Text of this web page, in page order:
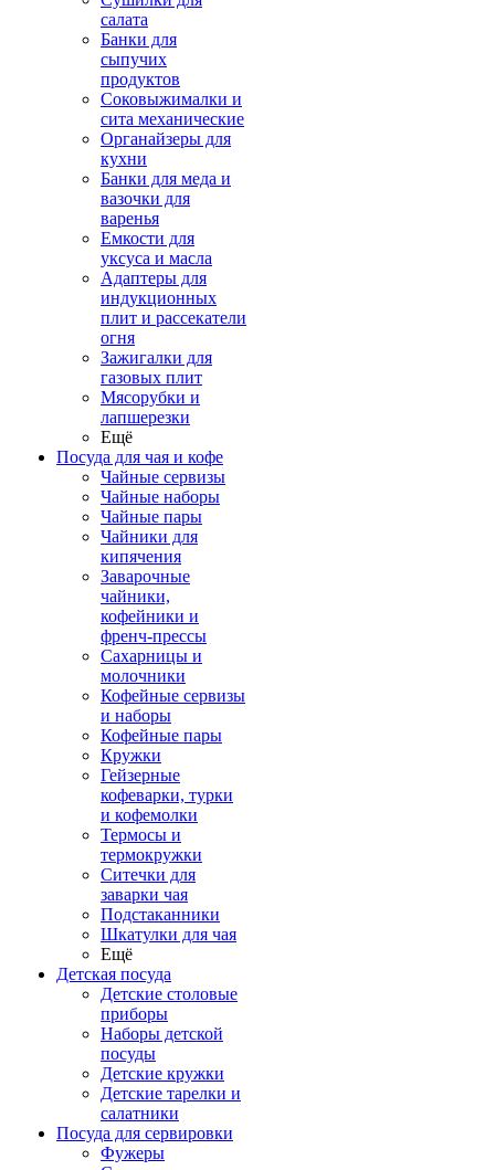
салата
Банки для
сыпучих
продуктов
Соковыжималки и
сита механические
Органайзеры для
кухни
Банки для меда и
вазочки для
варенья
Емкости для
уксуса и масла
Адаптеры для
индукционных
плит и рассекатели
огня
Зажигалки для
газовых плит
Мясорубки и
лапшерезки
Ещё
Посуда для чая и кофе
Чайные сервизы
Чайные наборы
Чайные пары
Чайники для
кипячения
Заварочные
чайники,
кофейники и
френч-прессы
Сахарницы и
молочники
Кофейные сервизы
и наборы
Кофейные пары
Кружки
Гейзерные
кофеварки, турки
и кофемолки
Термосы и
термокружки
Ситечки для
заварки чая
Подстаканники
Шкатулки для чая
Ещё
Детская посуда
Детские столовые
приборы
Наборы детской
посуды
Детские кружки
Детские тарелки и
салатники
Посуда для сервировки
Фужеры